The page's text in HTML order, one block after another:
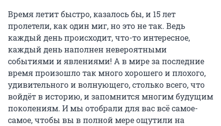
Время летит быстро, казалось бы, и 15 лет
пролетели, как один миг, но это не так. Ведь
каждый день происходит, что-то интересное,
каждый день наполнен невероятными
событиями и явлениями! А в мире за последние
время произошло так много хорошего и плохого,
удивительного и волнующего, столько всего, что
войдёт в историю, и запомнится многим будущим
поколениям. И мы отобрали для вас всё самое-
самое, чтобы вы в полной мере ощутили на